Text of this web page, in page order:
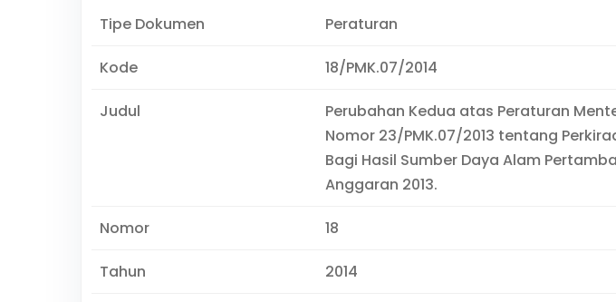
Tipe Dokumen Peraturan
Kode 18/PMK.07/2014
Judul
Perubahan Kedua atas Peraturan
Nomor 23/PMK.07/2013 tentang
Bagi Hasil Sumber Daya Alam
Anggaran 2013.
Nomor 18
Tahun 2014